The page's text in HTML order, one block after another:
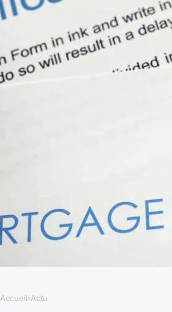
Accueil›Actu